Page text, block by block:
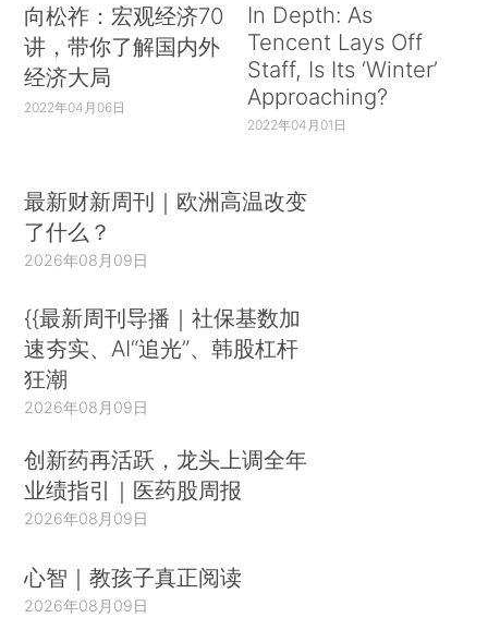
向松祚：宏观经济70
讲，带你了解国内外
经济大局
2022年04月06日
In Depth: As
Tencent Lays Off
Staff, Is Its ‘Winter’
Approaching?
2022年04月01日
最新财新周刊｜欧洲高温改变
了什么？
2026年08月09日
{{最新周刊导播｜社保基数加
速夯实、AI“追光”、韩股杠杆
狂潮
2026年08月09日
创新药再活跃，龙头上调全年
业绩指引｜医药股周报
2026年08月09日
心智｜教孩子真正阅读
2026年08月09日